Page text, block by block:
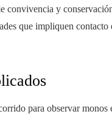
convivencia y
que impliquen
para observar